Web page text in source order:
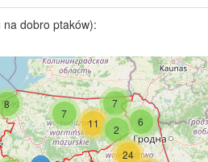
dobro ptaków):
7
7
2
6
24
11
8